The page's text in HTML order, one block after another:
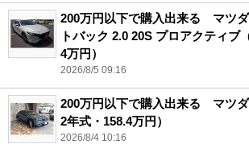
200万円以下で購入出来る マツ
トバック 2.0 20S プロアクティブ
4万円）
2026/8/5 09:16
200万円以下で購入出来る マツ
2年式・158.4万円）
2026/8/4 10:16